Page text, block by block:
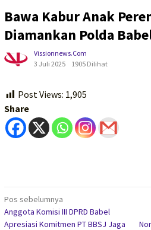
Bawa Kabur Anak
Diamankan Polda
Vissionnews.com
3 Juli 2025
1905 Dilihat
Post Views: 1,905
Share
Navigasi
pos
Pos sebelumnya
Anggota Komisi III DPRD Babel
Apresiasi Komitmen PT BBSJ Jaga